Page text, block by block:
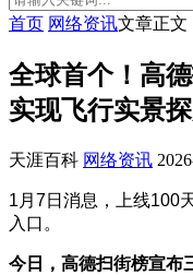
首页 网络资讯文章正文
全球首个！高
实现飞行实景
天涯百科 网络资讯
1月7日消息，上线100
入口。
今日，高德扫街榜宣布